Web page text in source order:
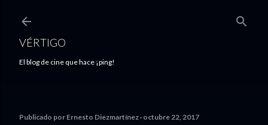
VÉRTIGO
El blog de cine que hace ¡ping!
Publicado por Ernesto Diezmartínez octubre 22, 2017